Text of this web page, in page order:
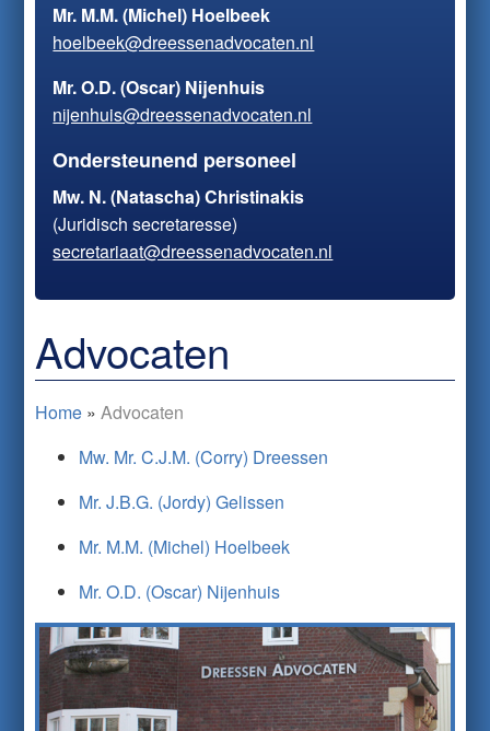
Mr. M.M. (Michel) Hoelbeek
hoelbeek@dreessenadvocaten.nl
Mr. O.D. (Oscar) Nijenhuis
nijenhuis@dreessenadvocaten.nl
Ondersteunend personeel
Mw. N. (Natascha) Christinakis
(Juridisch secretaresse)
secretariaat@dreessenadvocaten.nl
Advocaten
Home »Advocaten
Mw. Mr. C.J.M. (Corry) Dreessen
Mr. J.B.G. (Jordy) Gelissen
Mr. M.M. (Michel) Hoelbeek
Mr. O.D. (Oscar) Nijenhuis